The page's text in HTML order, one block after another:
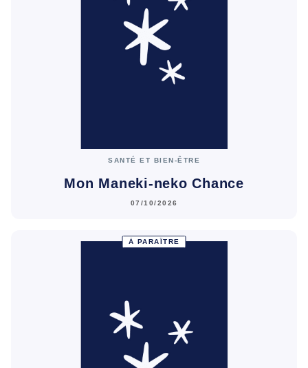
SANTÉ ET BIEN-ÊTRE
Mon Maneki-neko Chance
07/10/2026
À PARAÎTRE